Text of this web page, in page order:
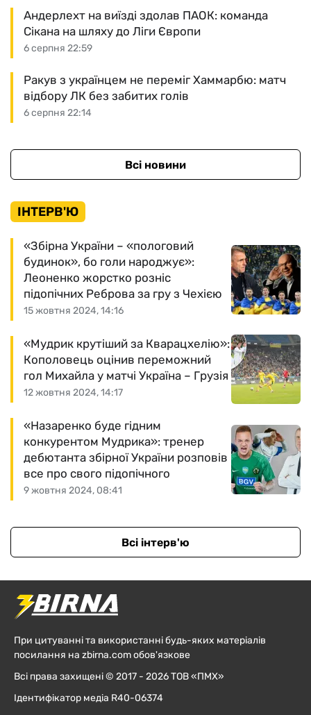
6 серпня 22:59
Андерлехт на виїзді здолав ПАОК: команда
Сікана на шляху до Ліги Європи
6 серпня 22:14
Ракув з українцем не переміг Хаммарбю: матч
відбору ЛК без забитих голів
Всі новини
ІНТЕРВ'Ю
15 жовтня 2024, 14:16
«Збірна України – «пологовий
будинок», бо голи народжує»:
Леоненко жорстко розніс
підопічних Реброва за гру з Чехією
12 жовтня 2024, 14:17
«Мудрик крутіший за Кварацхелію»:
Кополовець оцінив переможний
гол Михайла у матчі Україна – Грузія
9 жовтня 2024, 08:41
«Назаренко буде гідним
конкурентом Мудрика»: тренер
дебютанта збірної України розповів
все про свого підопічного
Всі інтерв'ю
При цитуванні та використанні будь-яких матеріалів
посилання на zbirna.com обов'язкове
Всі права захищені © 2017 - 2026 ТОВ «ПМХ»
Ідентифікатор медіа R40-06374